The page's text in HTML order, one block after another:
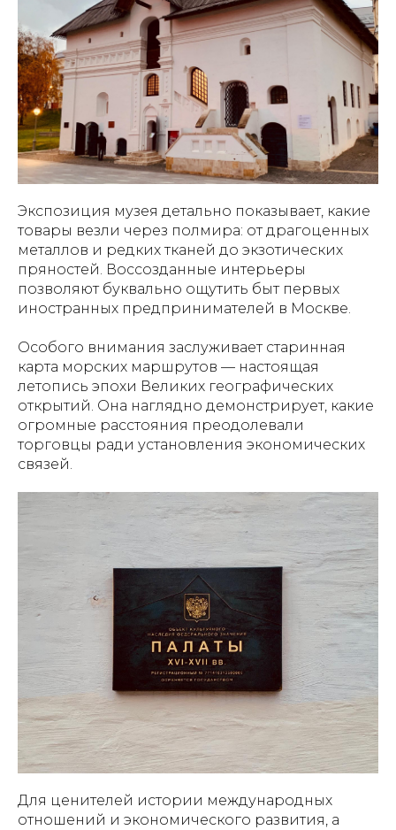
Экспозиция музея детально показывает, какие
товары везли через полмира: от драгоценных
металлов и редких тканей до экзотических
пряностей. Воссозданные интерьеры
позволяют буквально ощутить быт первых
иностранных предпринимателей в Москве.
Особого внимания заслуживает старинная
карта морских маршрутов — настоящая
летопись эпохи Великих географических
открытий. Она наглядно демонстрирует, какие
огромные расстояния преодолевали
торговцы ради установления экономических
связей.
Для ценителей истории международных
отношений и экономического развития, а